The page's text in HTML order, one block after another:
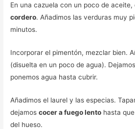
En una cazuela con un poco de
cordero. Añadimos las verduras muy
minutos.
Incorporar el pimentón, mezclar bien.
(disuelta en un poco de agua).
ponemos agua hasta cubrir.
Añadimos el laurel y las especias.
dejamoscocer a fuego lento hasta
del hueso.